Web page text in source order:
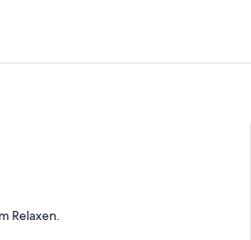
Relaxen.